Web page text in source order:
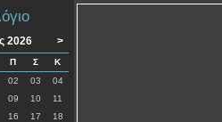
2026 >
Π Σ
Κ
02 03
04
09 10
11
16 17
18